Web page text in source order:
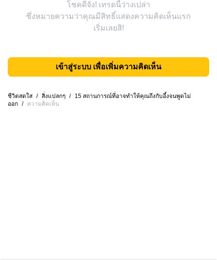
โชคดีจัง! เทรดนี้ว่างเปล่า
ซึ่งหมายความว่าคุณมีสิทธิ์แสดงความคิดเห็นแรก
เริ่มเลยสิ!
เข้าสู่ระบบ เพื่อเพิ่มความคิดเห็น
ชีวิตสดใส / สิ่งแปลกๆ /
15 สถานการณ์ที่อาจทำให้คุณถึงกับอึ้งจนพูดไม่
ออก / ความคิดเห็น